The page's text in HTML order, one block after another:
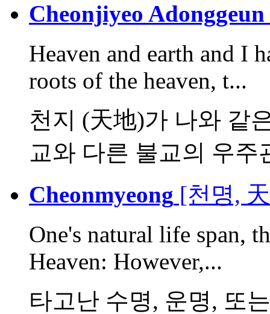
Cheonjiyeo Adonggeun
Heaven and earth and I
roots of the heaven, t...
천지 (天地)가 나와 같
교와 다른 불교의 우주
Cheonmyeong [천명,
One's natural life span,
Heaven: However,...
타고난 수명, 운명, 또